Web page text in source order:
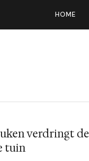
HOME
verdringt
tuin